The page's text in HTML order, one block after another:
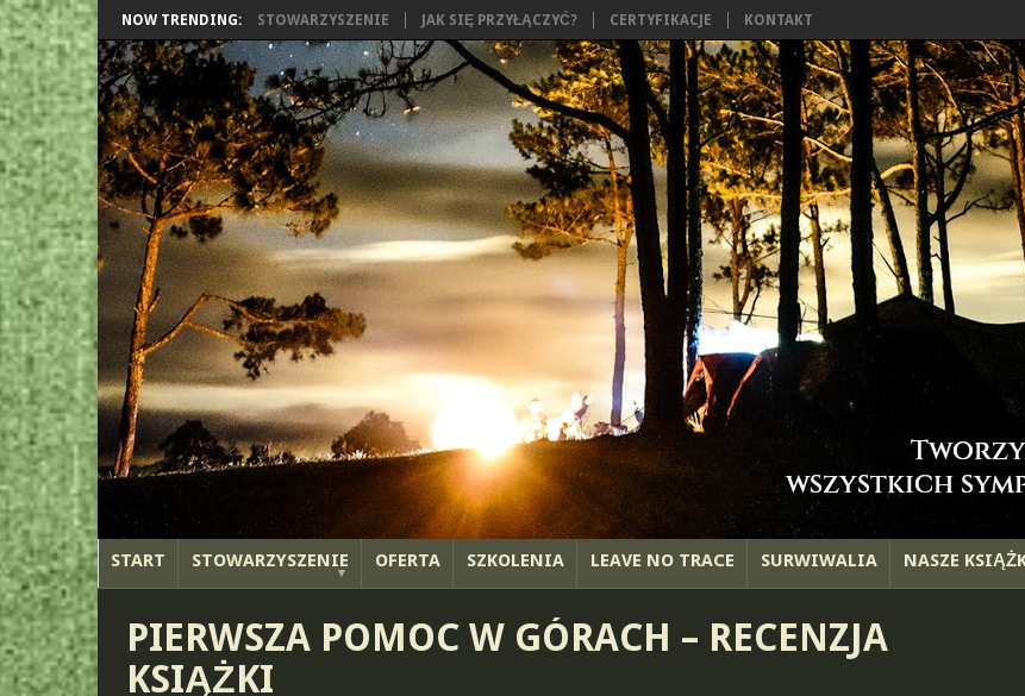
NOW TRENDING: STOWARZYSZENIE JAK SIĘ PRZYŁĄCZYĆ? CERTYFIKACJE KONTAKT
START STOWARZYSZENIE OFERTA SZKOLENIA LEAVE NO TRACE SURWIWALIA NASZE
PIERWSZA POMOC W GÓRACH – RECENZJA
KSIĄŻKI